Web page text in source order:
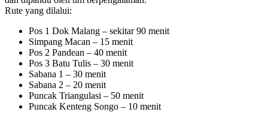
Rute yang dilalui:
Pos 1 Dok Malang – sekitar 90 menit
Simpang Macan – 15 menit
Pos 2 Pandean – 40 menit
Pos 3 Batu Tulis – 30 menit
Sabana 1 – 30 menit
Sabana 2 – 20 menit
Puncak Triangulasi – 50 menit
Puncak Kenteng Songo – 10 menit